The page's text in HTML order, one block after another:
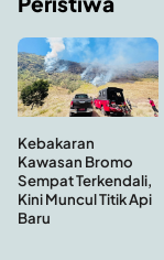
Kebakaran
Kawasan Bromo
Sempat Terkendali,
Kini Muncul Titik Api
Baru